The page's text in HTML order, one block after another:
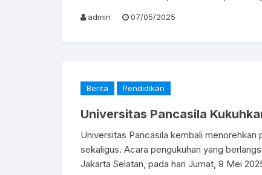
admin 07/05/2025
Berita Pendidikan
Universitas Pancasila
Universitas Pancasila kembali
sekaligus. Acara pengukuhan yang
Jakarta Selatan, pada hari Jumat, 9 Mei